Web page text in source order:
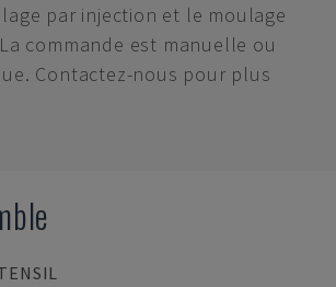
par injection et le moulage
commande est manuelle ou
Contactez-nous pour plus